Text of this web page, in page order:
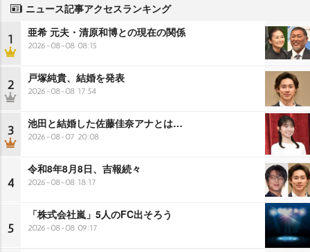
ニュース記事アクセスランキング
1 亜希 元夫・清原和博との現在の関係
2026-08-08 08:15
2 戸塚純貴、結婚を発表
2026-08-08 17:54
3 池田と結婚した佐藤佳奈アナとは…
2026-08-07 20:08
4
令和8年8月8日、吉報続々
2026-08-08 18:17
5
「株式会社嵐」5人のFC出そろう
2026-08-08 09:17